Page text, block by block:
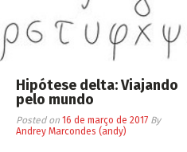
Hipótese delta: Viajando
pelo mundo
Posted on 16 de março de 2017 By
Andrey Marcondes (andy)